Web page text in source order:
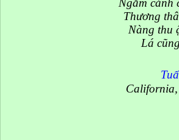
Ngắm cảnh
Thương
Nàng thu
Lá
California